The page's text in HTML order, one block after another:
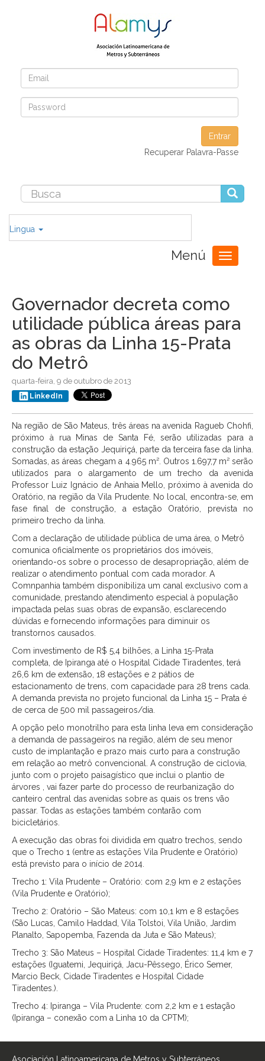
Entrar
Recuperar Palavra-Passe
Lingua
Menú
Toggle
navigation
Governador decreta como
utilidade pública áreas para
as obras da Linha 15-Prata
do Metrô
quarta-feira, 9 de outubro de 2013
LinkedIn
Na região de São Mateus, três áreas na avenida Ragueb Chohfi,
próximo à rua Minas de Santa Fé, serão utilizadas para a
construção da estação Jequiriçá, parte da terceira fase da linha.
Somadas, as áreas chegam a 4.965 m². Outros 1.697,7 m² serão
utilizados para o alargamento de um trecho da avenida
Professor Luiz Ignácio de Anhaia Mello, próximo à avenida do
Oratório, na região da Vila Prudente. No local, encontra-se, em
fase final de construção, a estação Oratório, prevista no
primeiro trecho da linha.
Com a declaração de utilidade pública de uma área, o Metrô
comunica oficialmente os proprietários dos imóveis,
orientando-os sobre o processo de desapropriação, além de
realizar o atendimento pontual com cada morador. A
Comnpanhia também disponibiliza um canal exclusivo com a
comunidade, prestando atendimento especial à população
impactada pelas suas obras de expansão, esclarecendo
dúvidas e fornecendo informações para diminuir os
transtornos causados.
Com investimento de R$ 5,4 bilhões, a Linha 15-Prata
completa, de Ipiranga até o Hospital Cidade Tiradentes, terá
26,6 km de extensão, 18 estações e 2 pátios de
estacionamento de trens, com capacidade para 28 trens cada.
A demanda prevista no projeto funcional da Linha 15 – Prata é
de cerca de 500 mil passageiros/dia.
A opção pelo monotrilho para esta linha leva em consideração
a demanda de passageiros na região, além de seu menor
custo de implantação e prazo mais curto para a construção
em relação ao metrô convencional. A construção de ciclovia,
junto com o projeto paisagístico que inclui o plantio de
árvores , vai fazer parte do processo de reurbanização do
canteiro central das avenidas sobre as quais os trens vão
passar. Todas as estações também contarão com
bicicletários.
A execução das obras foi dividida em quatro trechos, sendo
que o Trecho 1 (entre as estações Vila Prudente e Oratório)
está previsto para o início de 2014.
Trecho 1: Vila Prudente – Oratório: com 2,9 km e 2 estações
(Vila Prudente e Oratório);
Trecho 2: Oratório – São Mateus: com 10,1 km e 8 estações
(São Lucas, Camilo Haddad, Vila Tolstoi, Vila União, Jardim
Planalto, Sapopemba, Fazenda da Juta e São Mateus);
Trecho 3: São Mateus – Hospital Cidade Tiradentes: 11,4 km e 7
estações (Iguatemi, Jequiriçá, Jacu-Pêssego, Érico Semer,
Marcio Beck, Cidade Tiradentes e Hospital Cidade
Tiradentes.).
Trecho 4: Ipiranga – Vila Prudente: com 2,2 km e 1 estação
(Ipiranga – conexão com a Linha 10 da CPTM);